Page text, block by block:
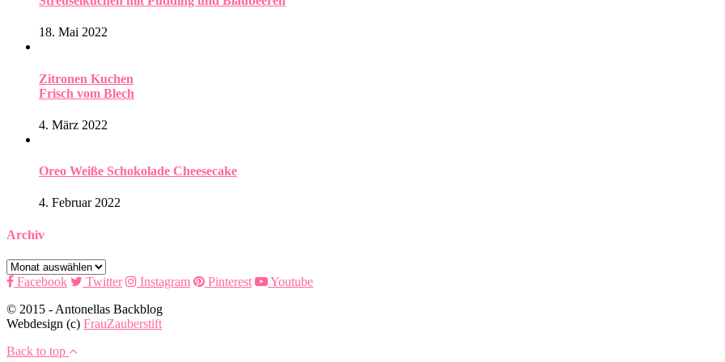
18. Mai 2022
Zitronen Kuchen
Frisch vom Blech
4. März 2022
Oreo Weiße Schokolade Cheesecake
4. Februar 2022
Archiv
Archiv
Facebook
Twitter Instagram Pinterest
Youtube
© 2015 - Antonellas Backblog
Webdesign (c) FrauZauberstift
Back to top